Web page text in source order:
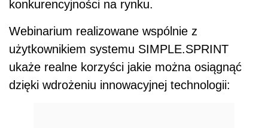
konkurencyjności na rynku.
Webinarium realizowane wspólnie z
użytkownikiem systemu SIMPLE.SPRINT
ukaże realne korzyści jakie można osiągnąć
dzięki wdrożeniu innowacyjnej technologii: